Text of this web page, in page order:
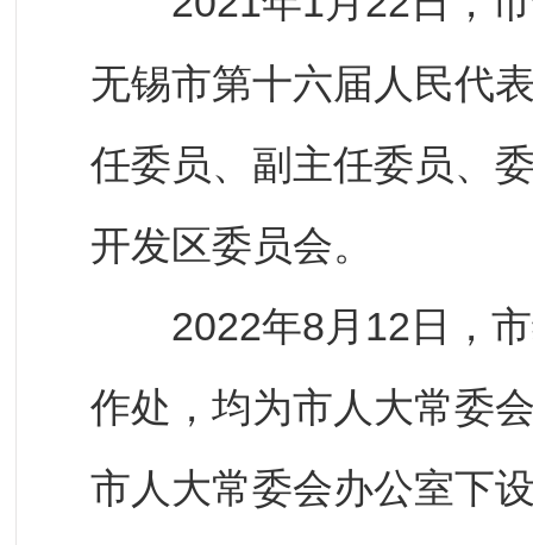
无锡市第十六届人民代
任委员、副主任委员、
开发区委员会。
2022年8月12日，市
作处，均为市人大常委
市人大常委会办公室下